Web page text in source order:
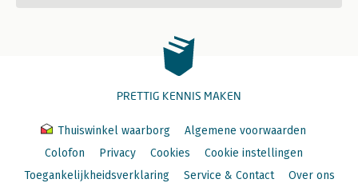
PRETTIG KENNIS MAKEN
Thuiswinkel waarborg
Algemene voorwaarden
Colofon
Privacy Cookies
Cookie instellingen
Toegankelijkheidsverklaring
Service & Contact Over ons